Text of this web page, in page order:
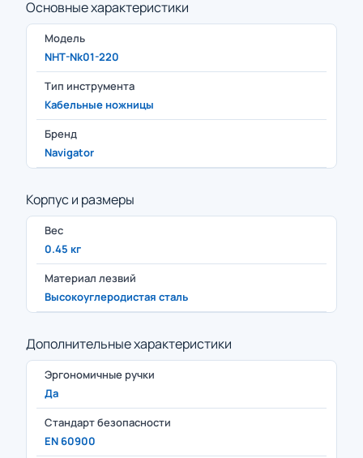
Основные характеристики
Модель
NHT-Nk01-220
Тип инструмента
Кабельные ножницы
Бренд
Navigator
Корпус и размеры
Вес
0.45 кг
Материал лезвий
Высокоуглеродистая сталь
Дополнительные характеристики
Эргономичные ручки
Да
Стандарт безопасности
EN 60900